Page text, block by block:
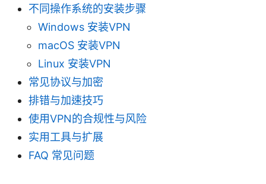
不同操作系统的安装步骤
Windows 安装VPN
macOS 安装VPN
Linux 安装VPN
常见协议与加密
排错与加速技巧
使用VPN的合规性与风险
实用工具与扩展
FAQ 常见问题